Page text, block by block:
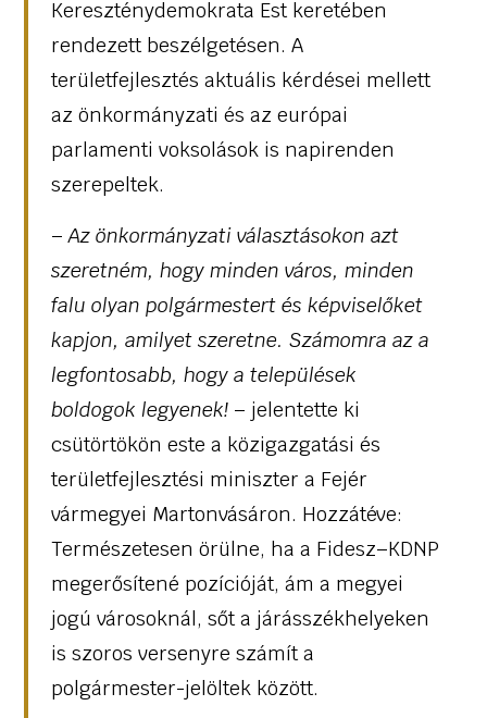
Kereszténydemokrata Est keretében
rendezett beszélgetésen. A
területfejlesztés aktuális kérdései mellett
az önkormányzati és az európai
parlamenti voksolások is napirenden
szerepeltek.
–Az önkormányzati választásokon azt
szeretném, hogy minden város, minden
falu olyan polgármestert és képviselőket
kapjon, amilyet szeretne. Számomra az a
legfontosabb, hogy a települések
boldogok legyenek!– jelentette ki
csütörtökön este a közigazgatási és
területfejlesztési miniszter a Fejér
vármegyei Martonvásáron. Hozzátéve:
Természetesen örülne, ha a Fidesz–KDNP
megerősítené pozícióját, ám a megyei
jogú városoknál, sőt a járásszékhelyeken
is szoros versenyre számít a
polgármester-jelöltek között.